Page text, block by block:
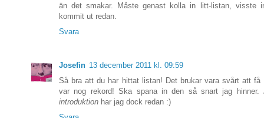
än det smakar. Måste genast kolla in litt-listan, visste
kommit ut redan.
Svara
Josefin 13 december 2011 kl. 09:59
Så bra att du har hittat listan! Det brukar vara svårt att få
var nog rekord! Ska spana in den så snart jag hinner.
introduktion har jag dock redan :)